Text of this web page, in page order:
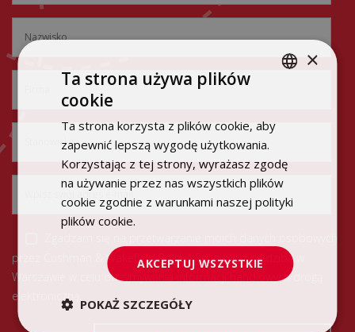
przez Cushman & Wakefield Polska Sp. z o.o z siedzibą w
Warszawie w celu otrzymywania informacji handlowych drogą
elektroniczną.
ENGLISH
×
Ta strona używa plików
cookie
Ta strona korzysta z plików cookie, aby
zapewnić lepszą wygodę użytkowania.
Korzystając z tej strony, wyrażasz zgodę
na używanie przez nas wszystkich plików
cookie zgodnie z warunkami naszej polityki
plików cookie.
AKCEPTUJ WSZYSTKIE
POKAŻ SZCZEGÓŁY